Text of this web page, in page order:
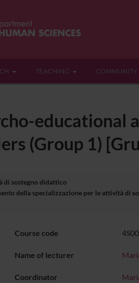
TEACHING
(Group 1)
di sostegno didattico
della specializzazione per le attività di
Course code
Name of lecturer
Coordinator